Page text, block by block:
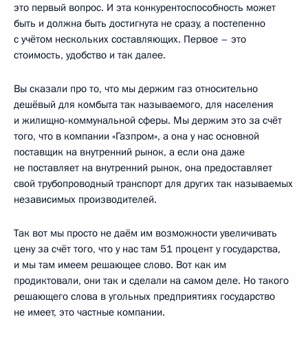
это первый вопрос. И эта конкурентоспособность может
быть и должна быть достигнута не сразу, а постепенно
с учётом нескольких составляющих. Первое – это
стоимость, удобство и так далее.
Вы сказали про то, что мы держим газ относительно
дешёвый для комбыта так называемого, для населения
и жилищно-коммунальной сферы. Мы держим это за счёт
того, что в компании «Газпром», а она у нас основной
поставщик на внутренний рынок, а если она даже
не поставляет на внутренний рынок, она предоставляет
свой трубопроводный транспорт для других так называемых
независимых производителей.
Так вот мы просто не даём им возможности увеличивать
цену за счёт того, что у нас там 51 процент у государства,
и мы там имеем решающее слово. Вот как им
продиктовали, они так и сделали на самом деле. Но такого
решающего слова в угольных предприятиях государство
не имеет, это частные компании.